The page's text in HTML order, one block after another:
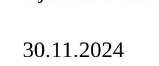
30.11.2024